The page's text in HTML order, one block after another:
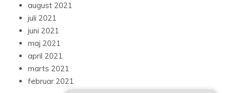
august 2021
juli 2021
juni 2021
maj 2021
april 2021
marts 2021
februar 2021